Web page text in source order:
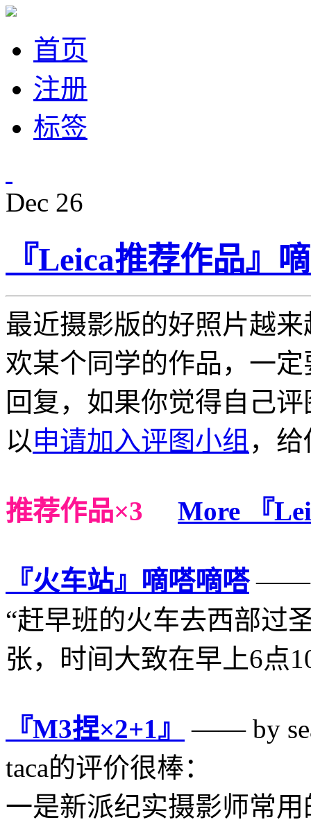
首页
注册
标签
Dec 26
『Leica推荐作品』
最近摄影版的好照片越
欢某个同学的作品，一
回复，如果你觉得自己
以申请加入评图小组 ，
推荐作品×3 More 『
『火车站』嘀嗒嘀嗒——
“赶早班的火车去西部过
张，时间大致在早上6点
『M3捏×2+1』
—— by
taca的评价很棒：
一是新派纪实摄影师常